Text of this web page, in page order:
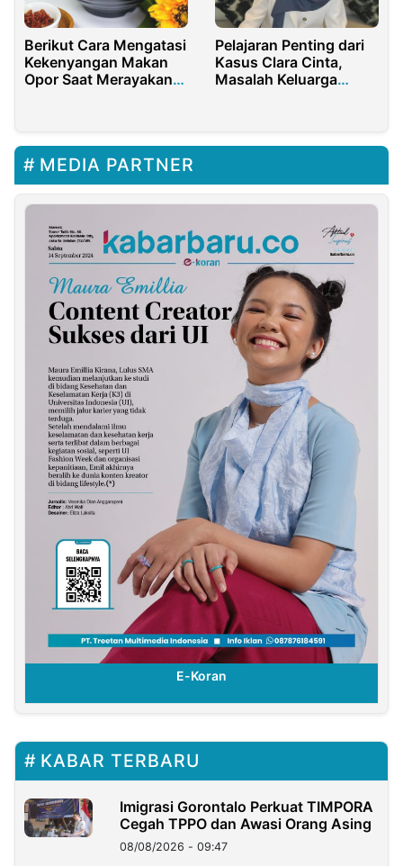
Berikut Cara Mengatasi
Kekenyangan Makan
Opor Saat Merayakan
Pelajaran Penting dari
Kasus Clara Cinta,
Masalah Keluarga
MEDIA PARTNER
E-Koran
KABAR TERBARU
Imigrasi Gorontalo Perkuat TIMPORA
Cegah TPPO dan Awasi Orang Asing
08/08/2026 - 09:47